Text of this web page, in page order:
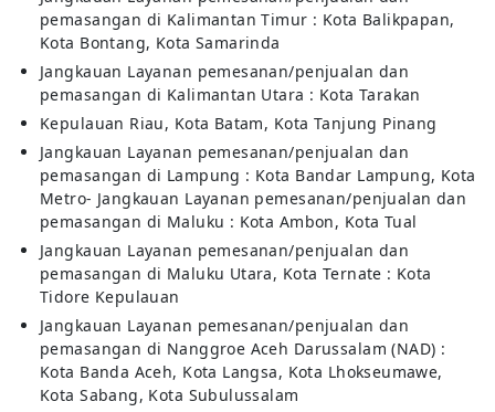
pemasangan di Kalimantan Timur : Kota Balikpapan,
Kota Bontang, Kota Samarinda
Jangkauan Layanan pemesanan/penjualan dan
pemasangan di Kalimantan Utara : Kota Tarakan
Kepulauan Riau, Kota Batam, Kota Tanjung Pinang
Jangkauan Layanan pemesanan/penjualan dan
pemasangan di Lampung : Kota Bandar Lampung, Kota
Metro- Jangkauan Layanan pemesanan/penjualan dan
pemasangan di Maluku : Kota Ambon, Kota Tual
Jangkauan Layanan pemesanan/penjualan dan
pemasangan di Maluku Utara, Kota Ternate : Kota
Tidore Kepulauan
Jangkauan Layanan pemesanan/penjualan dan
pemasangan di Nanggroe Aceh Darussalam (NAD) :
Kota Banda Aceh, Kota Langsa, Kota Lhokseumawe,
Kota Sabang, Kota Subulussalam